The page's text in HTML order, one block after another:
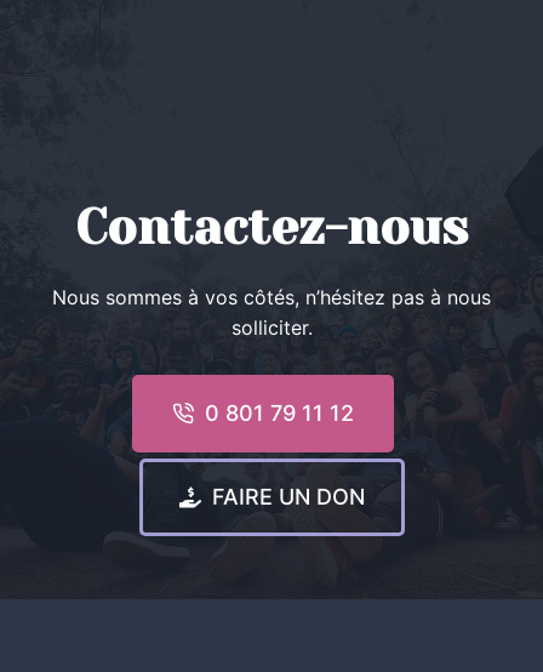
Contactez-nous
Nous sommes à vos côtés, n’hésitez pas à nous
solliciter.
0 801 79 11 12
FAIRE UN DON